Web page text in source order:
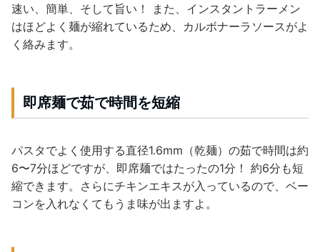
速い、 簡単、そして旨い！ また、インスタントラーメン
はほどよく麺が縮れているため、カルボナーラソースがよ
く絡みます。
即席麺で茹で時間を短縮
パスタでよく使用する直径1.6mm（乾麺）の茹で時間は約
6〜7分ほどですが、即席麺ではたったの1分！ 約6分も短
縮できます。さらにチキンエキスが入っているので、ベー
コンを入れなくてもうま味が出ますよ。